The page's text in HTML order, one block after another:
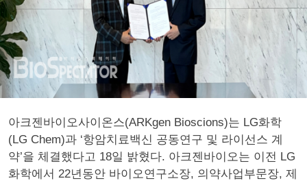
아크젠바이오사이온스(ARKgen Bioscions)는 LG화학
(LG Chem)과 ‘항암치료백신 공동연구 및 라이선스 계
약’을 체결했다고 18일 밝혔다. 아크젠바이오는 이전 LG
화학에서 22년동안 바이오연구소장, 의약사업부문장, 제